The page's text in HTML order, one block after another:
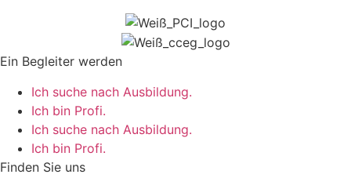
Ein Begleiter werden
Ich suche nach Ausbildung.
Ich bin Profi.
Ich suche nach Ausbildung.
Ich bin Profi.
Finden Sie uns